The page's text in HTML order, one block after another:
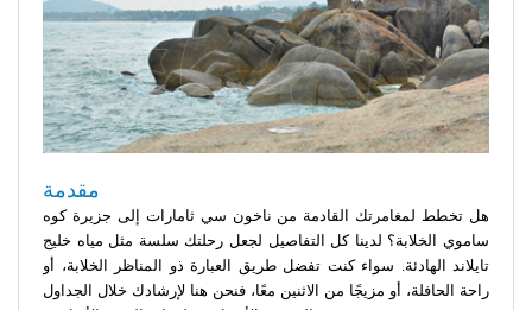
مقدمة
هل تخطط لمغامرتك القادمة من ناخون سي ثامارات إلى جزيرة كوه
ساموي الخلابة؟ لدينا كل التفاصيل لجعل رحلتك سلسة مثل مياه خليج
تايلاند الهادئة. سواء كنت تفضل طريق العبارة ذو المناظر الخلابة، أو
راحة الحافلة، أو مزيجًا من الاثنين معًا، فنحن هنا لإرشادك خلال الجداول